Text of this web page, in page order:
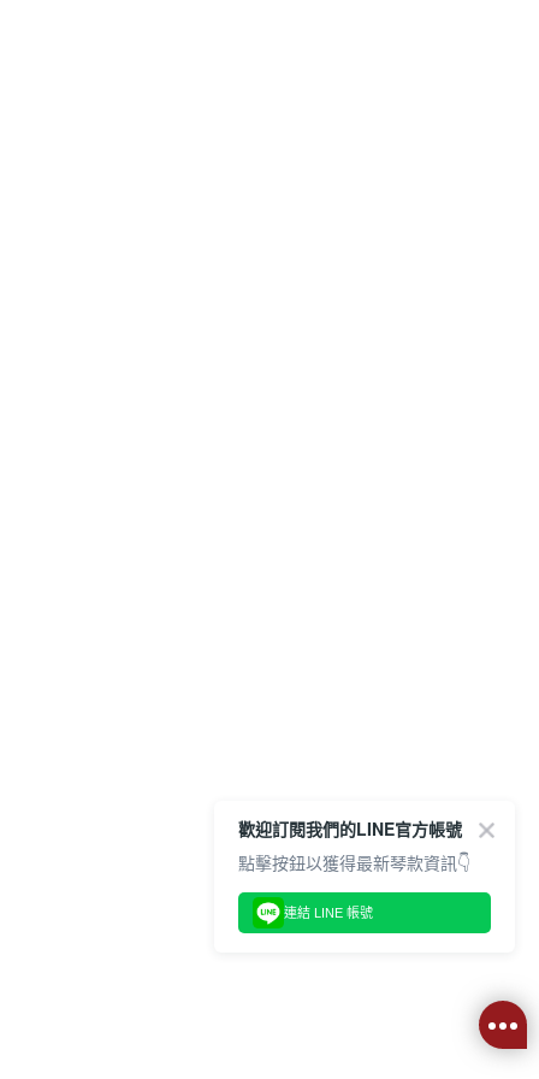
歡迎訂閱我們的LINE官方帳號
點擊按鈕以獲得最新琴款資訊👇
連結 LINE 帳號